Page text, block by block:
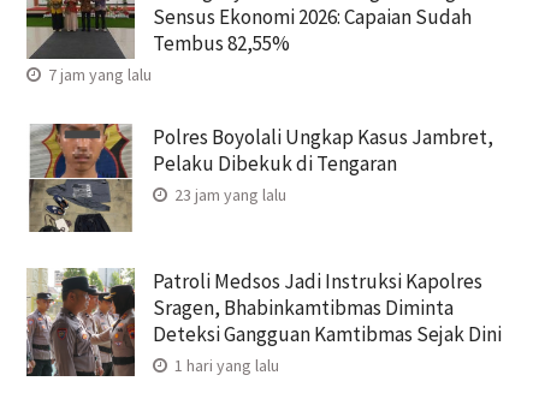
Sensus Ekonomi 2026: Capaian Sudah
Tembus 82,55%
7 jam yang lalu
Polres Boyolali Ungkap Kasus Jambret,
Pelaku Dibekuk di Tengaran
23 jam yang lalu
Patroli Medsos Jadi Instruksi Kapolres
Sragen, Bhabinkamtibmas Diminta
Deteksi Gangguan Kamtibmas Sejak Dini
1 hari yang lalu